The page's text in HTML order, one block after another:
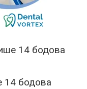
14 бодова
14 бодова